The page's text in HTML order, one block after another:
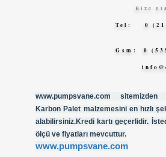
Bize
Tel: 0
Gsm : 0
www.pumpsvane.com
Karbon Palet malzemesini en hızlı
alabilirsiniz.Kredi kartı geçerlidir.
ölçü ve fiyatları mevcuttur.
www.pumpsvane.com